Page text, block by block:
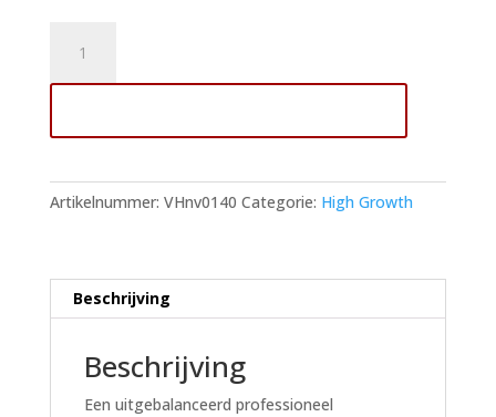
Growth
gr
Artikelnummer: VHnv0140 Categorie: High Growth
Beschrijving
Beschrijving
Een uitgebalanceerd professioneel